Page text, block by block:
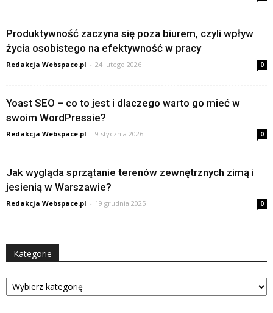
Produktywność zaczyna się poza biurem, czyli wpływ
życia osobistego na efektywność w pracy
Redakcja Webspace.pl - 24 lutego 2026 0
Yoast SEO – co to jest i dlaczego warto go mieć w
swoim WordPressie?
Redakcja Webspace.pl - 9 stycznia 2026 0
Jak wygląda sprzątanie terenów zewnętrznych zimą i
jesienią w Warszawie?
Redakcja Webspace.pl - 19 grudnia 2025 0
Kategorie
Kategorie